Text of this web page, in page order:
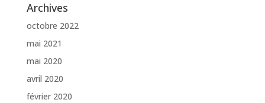
Archives
octobre 2022
mai 2021
mai 2020
avril 2020
février 2020